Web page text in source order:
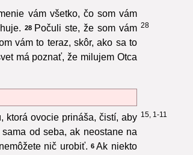
vám všetko, čo som vám
28 28
Počuli ste, že som vám
vám to teraz, skôr, ako sa to
má poznať, že milujem Otca
15, 1-11
ktorá ovocie prináša, čistí, aby
od seba, ak neostane na
nič urobiť. 6 Ak niekto